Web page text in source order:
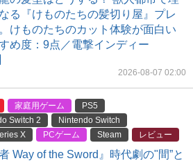
る『けものたちの髪切り屋』プレ
けものたちのカット体験が面白い
すめ度：9点／電撃インディー
2026-08-07 02:00
家庭用ゲーム
PS5
Switch 2
Nintendo Switch
X
PCゲーム Steam レビュー
者 Way of the Sword』時代劇の"間”と